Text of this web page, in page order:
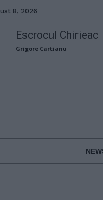
8, 2026
Escrocul Chirieac
Grigore Cartianu